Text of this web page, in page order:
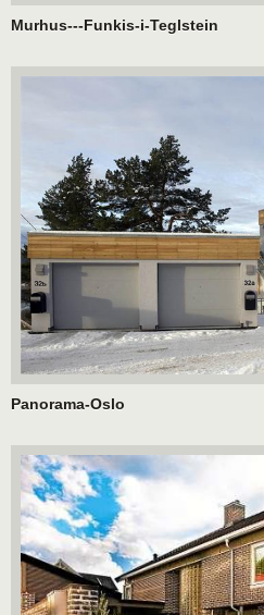
Murhus---Funkis-i-Teglstein
Panorama-Oslo